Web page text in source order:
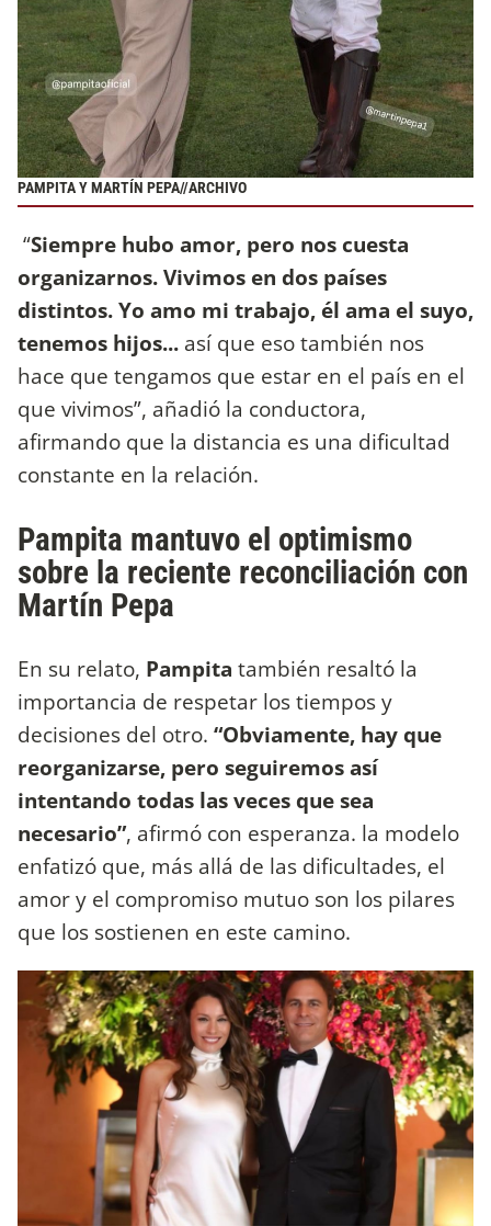
PAMPITA Y MARTÍN PEPA//ARCHIVO
“Siempre hubo amor, pero nos cuesta
organizarnos. Vivimos en dos países
distintos. Yo amo mi trabajo, él ama el suyo,
tenemos hijos... así que eso también nos
hace que tengamos que estar en el país en el
que vivimos”, añadió la conductora,
afirmando que la distancia es una dificultad
constante en la relación.
Pampita mantuvo el optimismo
sobre la reciente reconciliación con
Martín Pepa
En su relato, Pampita también resaltó la
importancia de respetar los tiempos y
decisiones del otro. “Obviamente, hay que
reorganizarse, pero seguiremos así
intentando todas las veces que sea
necesario”, afirmó con esperanza. la modelo
enfatizó que, más allá de las dificultades, el
amor y el compromiso mutuo son los pilares
que los sostienen en este camino.